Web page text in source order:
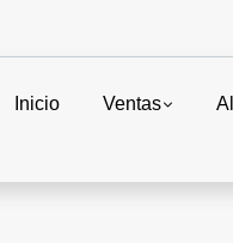
Inicio Ventas